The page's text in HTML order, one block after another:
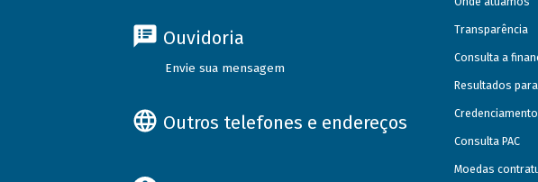
Ouvidoria
Envie sua mensagem
Outros telefones e endereços
Transparência
Consulta a
Resultados
Consulta PAC
Moedas